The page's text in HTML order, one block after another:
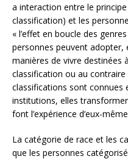
a interaction entre le
classification) et les
« l’effet en boucle des
personnes peuvent adopter,
manières de vivre destinées
classification ou au
classifications sont connues
institutions, elles
font l’expérience d’eux-
La catégorie de race et les
que les personnes